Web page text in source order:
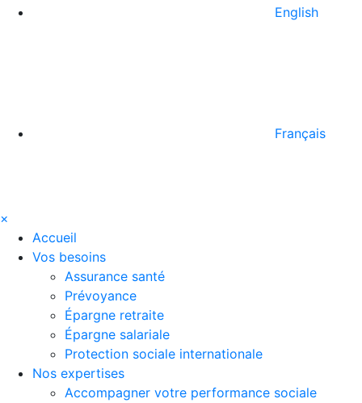
English
Français
×
Accueil
Vos besoins
Assurance santé
Prévoyance
Épargne retraite
Épargne salariale
Protection sociale internationale
Nos expertises
Accompagner votre performance sociale